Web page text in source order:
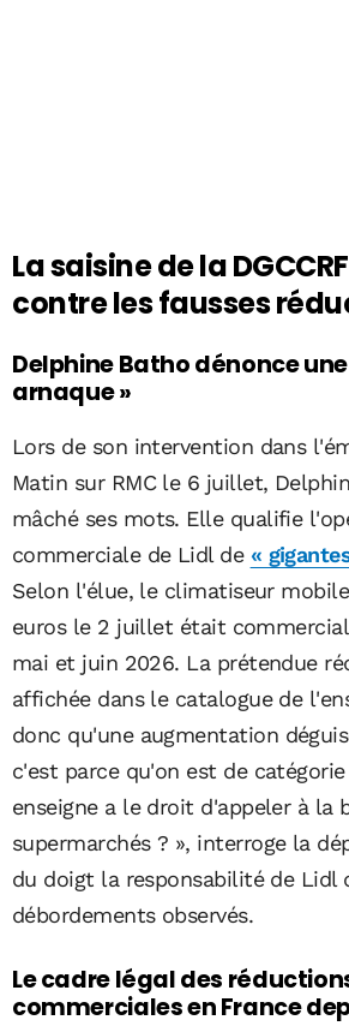
La saisine de la
contre les fausses
Delphine Batho dénonce
arnaque »
Lors de son intervention dans
Matin sur RMC le 6 juillet,
mâché ses mots. Elle qualifie
commerciale de Lidl de «
Selon l'élue, le climatiseur
euros le 2 juillet était
mai et juin 2026. La prétendue
affichée dans le catalogue de
donc qu'une augmentation
c'est parce qu'on est de
enseigne a le droit d'appeler à la
supermarchés ? », interroge la
du doigt la responsabilité de Lidl
débordements observés.
Le cadre légal des
commerciales en France